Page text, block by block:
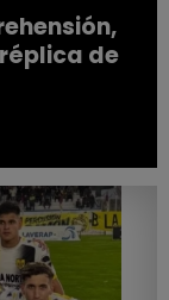
de